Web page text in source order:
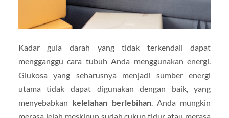
Kadar gula darah yang tidak terkendali dapat
mengganggu cara tubuh Anda menggunakan energi.
Glukosa yang seharusnya menjadi sumber energi
utama tidak dapat digunakan dengan baik, yang
menyebabkan kelelahan berlebihan. Anda mungkin